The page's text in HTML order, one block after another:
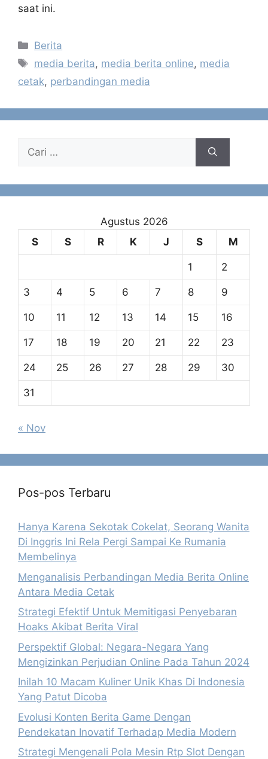
saat ini.
Kategori
Berita
Tag
media berita, media berita online, media
cetak, perbandingan media
untuk:
Agustus 2026
S
S R K J S M
1 2
3 4 5 6 7 8 9
10 11 12 13 14 15 16
17 18 19 20 21 22 23
24 25 26 27 28 29 30
31
« Nov
Pos-pos Terbaru
Hanya Karena Sekotak Cokelat, Seorang Wanita
Di Inggris Ini Rela Pergi Sampai Ke Rumania
Membelinya
Menganalisis Perbandingan Media Berita Online
Antara Media Cetak
Strategi Efektif Untuk Memitigasi Penyebaran
Hoaks Akibat Berita Viral
Perspektif Global: Negara-Negara Yang
Mengizinkan Perjudian Online Pada Tahun 2024
Inilah 10 Macam Kuliner Unik Khas Di Indonesia
Yang Patut Dicoba
Evolusi Konten Berita Game Dengan
Pendekatan Inovatif Terhadap Media Modern
Strategi Mengenali Pola Mesin Rtp Slot Dengan